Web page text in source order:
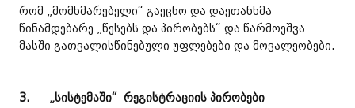
რომ „მომხმარებელი“ გაეცნო და დაეთანხმა
წინამდებარე „წესებს და პირობებს“ და წარმოეშვა
მასში გათვალისწინებული უფლებები და მოვალეობები.
3.
„სისტემაში“ რეგისტრაციის პირობები